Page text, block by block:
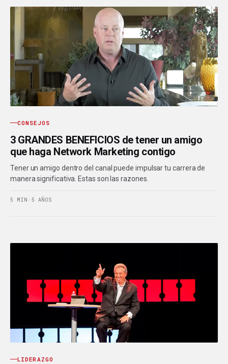
CONSEJOS
3 GRANDES BENEFICIOS de tener un amigo
que haga Network Marketing contigo
Tener un amigo dentro del canal puede impulsar tu carrera de
manera significativa. Estas son las razones.
5 MIN · 5 AÑOS
LIDERAZGO